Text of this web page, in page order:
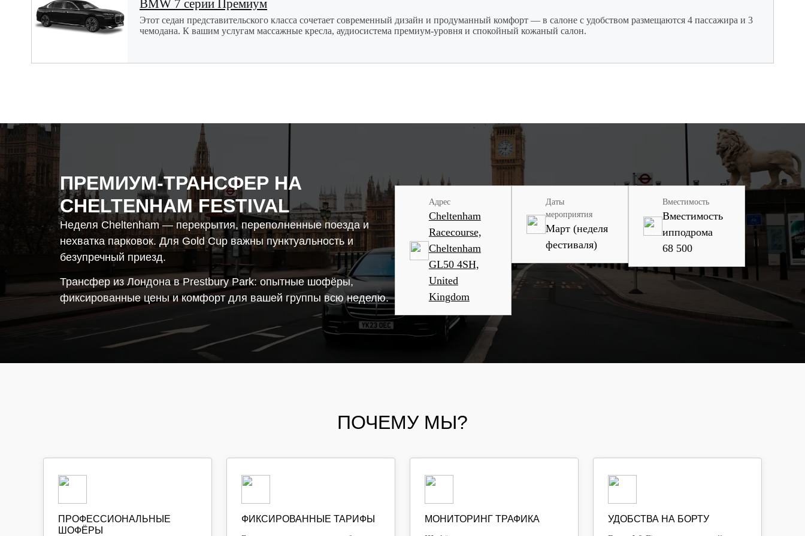
BMW 7 серии Премиум
Этот седан представительского класса сочетает современный дизайн и продуманный комфорт — в салоне с удобством размещаются 4 пассажира и 3
чемодана. К вашим услугам массажные кресла, аудиосистема премиум-уровня и спокойный кожаный салон.
ПРЕМИУМ-ТРАНСФЕР НА
CHELTENHAM FESTIVAL
Неделя Cheltenham — перекрытия, переполненные поезда и
нехватка парковок. Для Gold Cup важны пунктуальность и
безупречный приезд.
Трансфер из Лондона в Prestbury Park: опытные шофёры,
фиксированные цены и комфорт для вашей группы всю неделю.
Адрес
Cheltenham
Racecourse,
Cheltenham
GL50 4SH,
United
Kingdom
Даты
мероприятия
Март (неделя
фестиваля)
Вместимость
Вместимость
ипподрома
68 500
ПОЧЕМУ МЫ?
ПРОФЕССИОНАЛЬНЫЕ
ШОФЁРЫ
ФИКСИРОВАННЫЕ ТАРИФЫ МОНИТОРИНГ ТРАФИКА УДОБСТВА НА БОРТУ